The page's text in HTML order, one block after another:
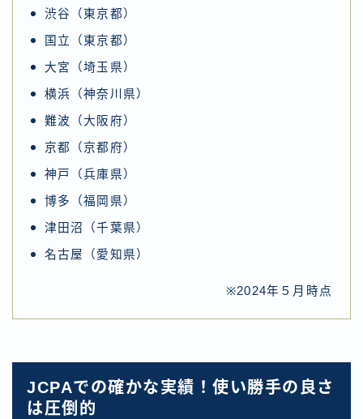
渋谷（東京都）
国立（東京都）
大宮（埼玉県）
横浜（神奈川県）
難波（大阪府）
京都（京都府）
神戸（兵庫県）
博多（福岡県）
津田沼（千葉県）
名古屋（愛知県）
※2024年５月時点
JCPAでの確かな実績！使い勝手の良さ
は圧倒的